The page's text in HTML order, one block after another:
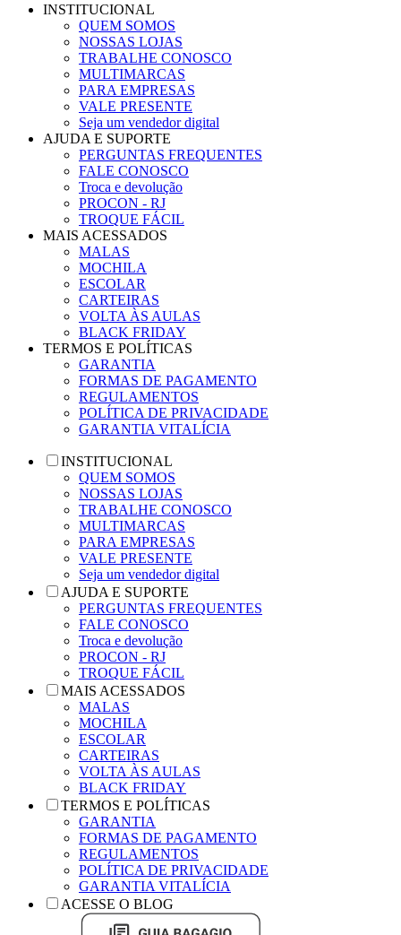
INSTITUCIONAL
QUEM SOMOS
NOSSAS LOJAS
TRABALHE CONOSCO
MULTIMARCAS
PARA EMPRESAS
VALE PRESENTE
Seja um vendedor digital
AJUDA E SUPORTE
PERGUNTAS FREQUENTES
FALE CONOSCO
Troca e devolução
PROCON - RJ
TROQUE FÁCIL
MAIS ACESSADOS
MALAS
MOCHILA
ESCOLAR
CARTEIRAS
VOLTA ÀS AULAS
BLACK FRIDAY
TERMOS E POLÍTICAS
GARANTIA
FORMAS DE PAGAMENTO
REGULAMENTOS
POLÍTICA DE PRIVACIDADE
GARANTIA VITALÍCIA
INSTITUCIONAL
QUEM SOMOS
NOSSAS LOJAS
TRABALHE CONOSCO
MULTIMARCAS
PARA EMPRESAS
VALE PRESENTE
Seja um vendedor digital
AJUDA E SUPORTE
PERGUNTAS FREQUENTES
FALE CONOSCO
Troca e devolução
PROCON - RJ
TROQUE FÁCIL
MAIS ACESSADOS
MALAS
MOCHILA
ESCOLAR
CARTEIRAS
VOLTA ÀS AULAS
BLACK FRIDAY
TERMOS E POLÍTICAS
GARANTIA
FORMAS DE PAGAMENTO
REGULAMENTOS
POLÍTICA DE PRIVACIDADE
GARANTIA VITALÍCIA
ACESSE O BLOG